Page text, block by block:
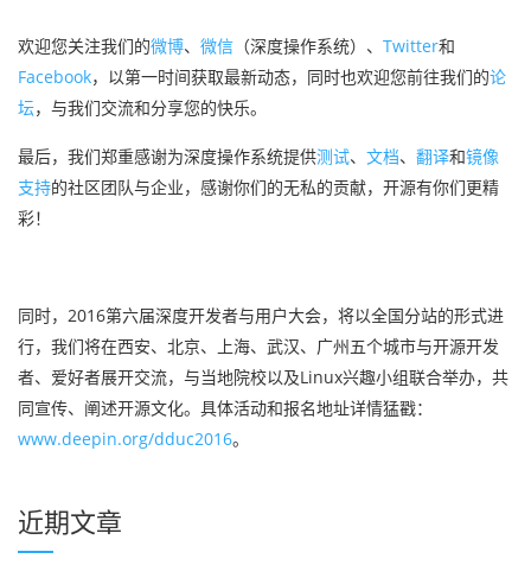
欢迎您关注我们的微博、 微信 （深度操作系统）、 Twitter和
Facebook，以第一时间获取最新动态，同时也欢迎您前往我们的论
坛，与我们交流和分享您的快乐。
最后，我们郑重感谢为深度操作系统提供测试、 文档、 翻译和镜像
支持的社区团队与企业，感谢你们的无私的贡献，开源有你们更精
彩！
同时，2016第六届深度开发者与用户大会，将以全国分站的形式进
行，我们将在西安、北京、上海、武汉、广州五个城市与开源开发
者、爱好者展开交流，与当地院校以及Linux兴趣小组联合举办，共
同宣传、阐述开源文化。具体活动和报名地址详情猛戳：
www.deepin.org/dduc2016。
近期文章